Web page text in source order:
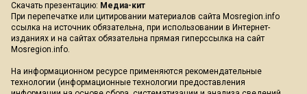
Скачать презентацию: Медиа-кит
При перепечатке или цитировании материалов сайта Mosregion.info
ссылка на источник обязательна, при использовании в Интернет-
изданиях и на сайтах обязательна прямая гиперссылка на сайт
Mosregion.info.
На информационном ресурсе применяются рекомендательные
технологии (информационные технологии предоставления